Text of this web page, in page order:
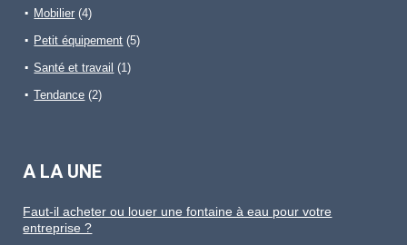
Mobilier (4)
Petit équipement (5)
Santé et travail (1)
Tendance (2)
A LA UNE
Faut-il acheter ou louer une fontaine à eau pour votre
entreprise ?